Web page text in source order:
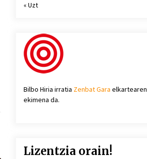
« Uzt
Bilbo Hiria irratia Zenbat Gara elkartearen
ekimena da.
Lizentzia orain!